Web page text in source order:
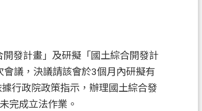
發計畫」及研擬「國土綜合開發計
議，決議請該會於3個月內研擬有
行政院政策指示，辦理國土綜合發
完成立法作業。